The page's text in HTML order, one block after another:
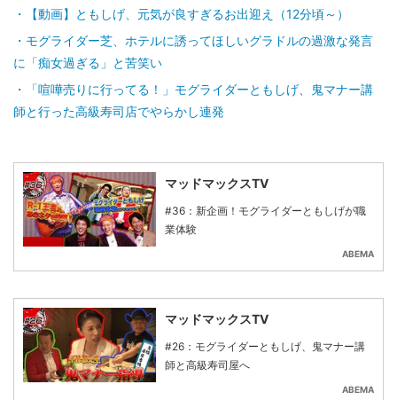
【動画】ともしげ、元気が良すぎるお出迎え（12分頃～）
モグライダー芝、ホテルに誘ってほしいグラドルの過激な発言
に「痴女過ぎる」と苦笑い
「喧嘩売りに行ってる！」モグライダーともしげ、鬼マナー講
師と行った高級寿司店でやらかし連発
マッドマックスTV
#36：新企画！モグライダーともしげが職
業体験
ABEMA
マッドマックスTV
#26：モグライダーともしげ、鬼マナー講
師と高級寿司屋へ
ABEMA